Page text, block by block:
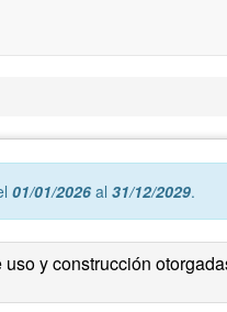
01/01/2026 al 31/12/2029.
y construcción